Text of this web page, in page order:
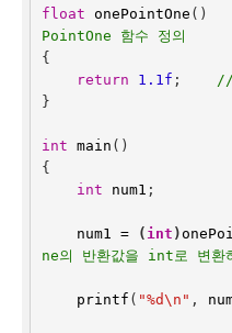
float onePointOne
PointOne 함수 정의
{
return
1.1f ;
//
}
int main ()
{
int
num1 ;
num1 = ( int )
ne의 반환값을 int로 변환
printf ( "%d\n " ,